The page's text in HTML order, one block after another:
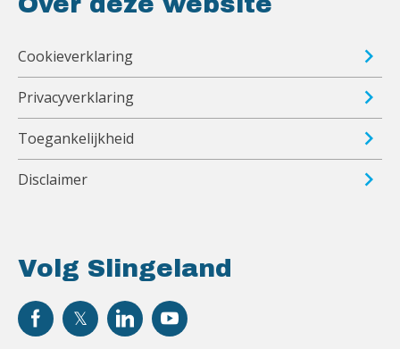
Volg Slingeland
Cookieverklaring
Privacyverklaring
Toegankelijkheid
Disclaimer